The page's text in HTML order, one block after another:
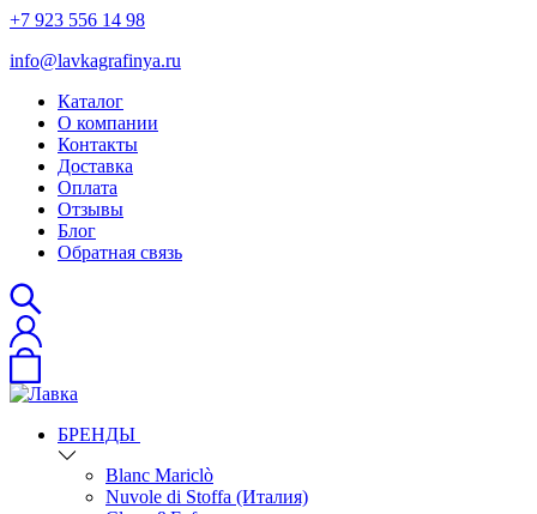
+7 923 556 14 98
info@lavkagrafinya.ru
Каталог
О компании
Контакты
Доставка
Оплата
Отзывы
Блог
Обратная связь
БРЕНДЫ
Blanc Mariclò
Nuvole di Stoffa (Италия)